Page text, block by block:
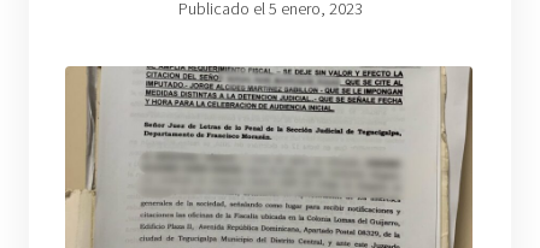
Publicado el 5 enero, 2023